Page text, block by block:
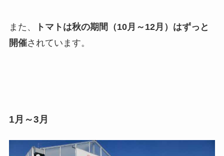
また、
トマトは秋の期間（10月～12月）はずっと
開催されています。
1月～3月